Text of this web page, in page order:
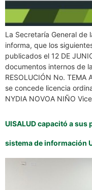
La Secretaría General de
informa, que los
publicados el 12 DE
documentos internos de
RESOLUCIÓN No. TEMA
se concede licencia
NYDIA NOVOA NIÑO
UISALUD capacitó a sus
sistema de información